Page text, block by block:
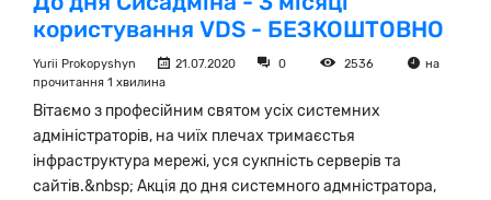
користування VDS - БЕЗКОШТОВНО
Yurii Prokopyshyn 21.07.2020 0 2536
на
прочитання 1 хвилина
Вітаємо з професійним святом усіх системних
адміністраторів, на чиїх плечах тримаєстья
інфраструктура мережі, уся сукпність серверів та
сайтів.&nbsp; Акція до дня системного адмністратора,